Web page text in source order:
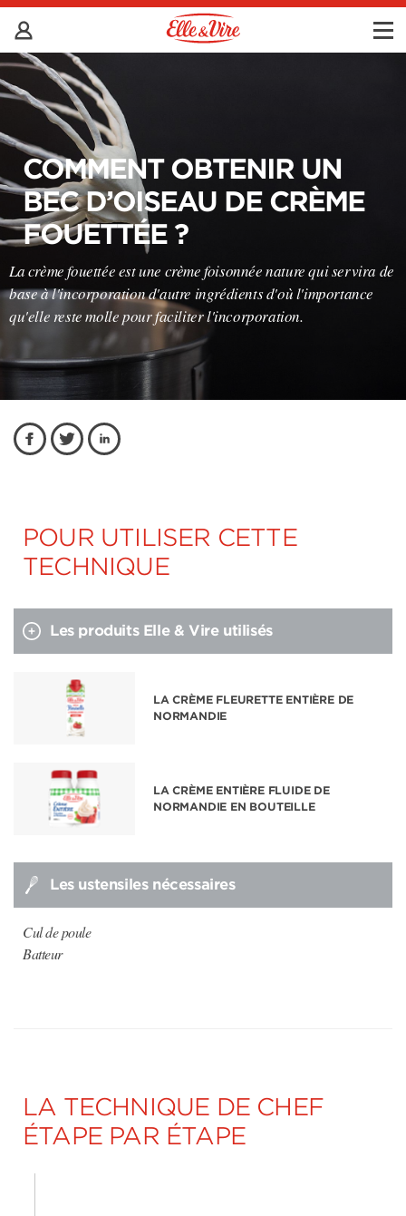
COMMENT OBTENIR UN
BEC D’OISEAU DE CRÈME
FOUETTÉE ?
La crème fouettée est une crème foisonnée nature qui servira de
base à l'incorporation d'autre ingrédients d'où l'importance
qu'elle reste molle pour faciliter l'incorporation.
POUR UTILISER CETTE
TECHNIQUE
Les produits Elle & Vire utilisés
LA CRÈME FLEURETTE ENTIÈRE DE
NORMANDIE
LA CRÈME ENTIÈRE FLUIDE DE
NORMANDIE EN BOUTEILLE
Les ustensiles nécessaires
Cul de poule
Batteur
LA TECHNIQUE DE CHEF
ÉTAPE PAR ÉTAPE